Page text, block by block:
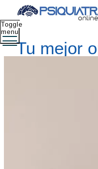
Tu mejor
Toggle
menu